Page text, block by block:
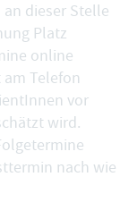
dieser Stelle
Platz
online
Telefon
vor
wird.
nach wie